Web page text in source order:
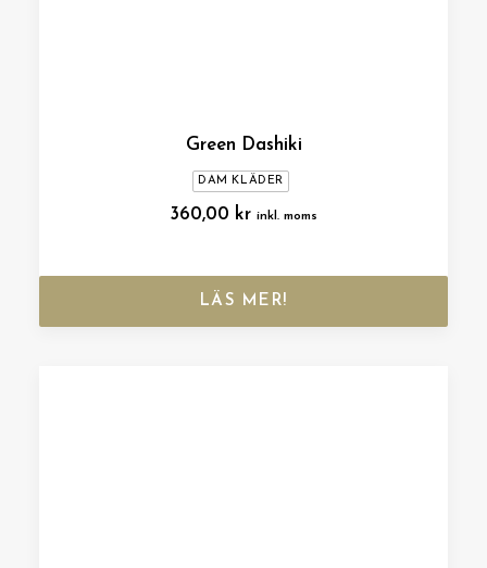
Green Dashiki
DAM KLÄDER
360,00 kr inkl. moms
LÄS MER!